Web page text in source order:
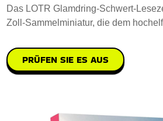
Das LOTR Glamdring-Schwert-
Zoll-Sammelminiatur, die dem
PRÜFEN SIE ES AUS